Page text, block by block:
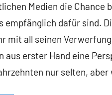
Medien die Chance
empfänglich dafür sind.
mit all seinen
aus erster Hand eine
nur selten,